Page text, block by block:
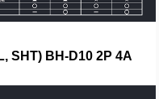
SHT) BH-D10 2P 4A